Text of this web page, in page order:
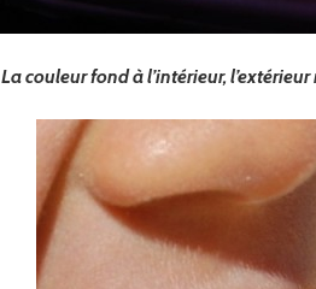
La couleur fond à l’intérieur,